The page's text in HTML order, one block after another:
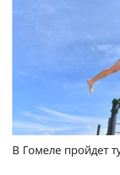
В Гомеле пройдет